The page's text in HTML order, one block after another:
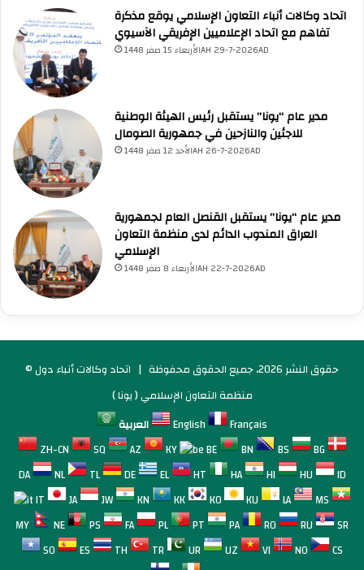
اتحاد وكالات أنباء التعاون الإسلامي يوقع مذكرة
تفاهم مع اتحاد الإعلاميين الإفريقي الآسيوي
الأربعاء 15 صفر 1448AH 29-7-2026AD
مدير عام “يونا” يستقبل رئيس الهيئة الوطنية
للاجئين والنازحين في جمهورية الصومال
الأحد 12 صفر 1448AH 26-7-2026AD
مدير عام “يونا” يستقبل القنصل العام لجمهورية
العراق المندوب الدائم لدى منظمة التعاون
الإسلامي
الأربعاء 8 صفر 1448AH 22-7-2026AD
© حقوق النشر 2026، جميع الحقوق محفوظة |
اتحاد وكالات أنباء دول
منظمة التعاون الإسلامي ( يونا )
العربية
English
Français
ZH-CN
SQ AZ KY BE BN BS
BG
DA
NL TL DE EL HT HA HI HU
ID
IT
JA JW KN KK KO KU LA
MS
MY
NE PS FA PL PT PA RO RU
SR
SO
ES TH TR UR UZ VI NO
CS